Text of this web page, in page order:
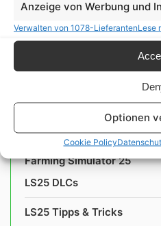
Anzeige von Werbung und
Verwalten von 1078-LieferantenLese
Optionen
Cookie Policy
LS19 DLCs
LS19 Tipps & Tricks
Farming Simulator 22
LS22 Tipps & Tricks
Farming Simulator 25
LS25 DLCs
LS25 Tipps & Tricks